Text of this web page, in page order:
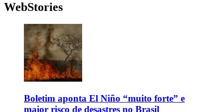
WebStories
Boletim aponta El Niño “muito forte” e
maior risco de desastres no Brasil